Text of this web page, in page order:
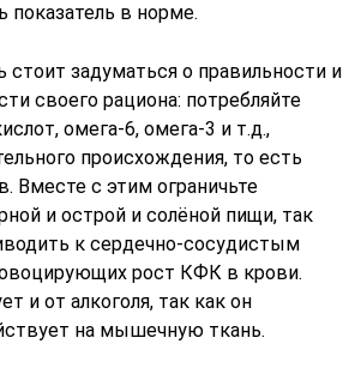
показатель в норме.
стоит задуматься о правильности и
своего рациона: потребляйте
омега-6, омега-3 и т.д.,
происхождения, то есть
Вместе с этим ограничьте
и острой и солёной пищи, так
к сердечно-сосудистым
рост КФК в крови.
и от алкоголя, так как он
на мышечную ткань.